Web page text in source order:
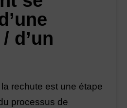
d’un
rechute est une étape
processus de